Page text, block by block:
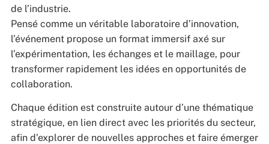
de l’industrie.
Pensé comme un véritable laboratoire d’innovation,
l’événement propose un format immersif axé sur
l’expérimentation, les échanges et le maillage, pour
transformer rapidement les idées en opportunités de
collaboration.
Chaque édition est construite autour d’une thématique
stratégique, en lien direct avec les priorités du secteur,
afin d’explorer de nouvelles approches et faire émerger